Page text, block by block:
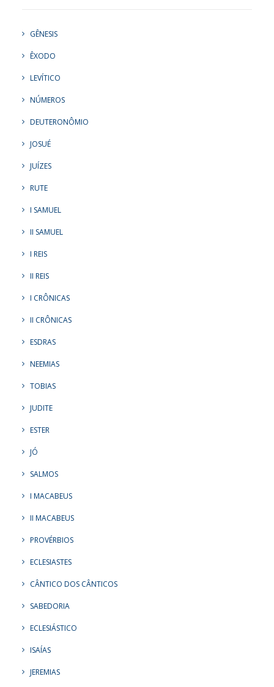
GÊNESIS
ÊXODO
LEVÍTICO
NÚMEROS
DEUTERONÔMIO
JOSUÉ
JUÍZES
RUTE
I SAMUEL
II SAMUEL
I REIS
II REIS
I CRÔNICAS
II CRÔNICAS
ESDRAS
NEEMIAS
TOBIAS
JUDITE
ESTER
JÓ
SALMOS
I MACABEUS
II MACABEUS
PROVÉRBIOS
ECLESIASTES
CÂNTICO DOS CÂNTICOS
SABEDORIA
ECLESIÁSTICO
ISAÍAS
JEREMIAS